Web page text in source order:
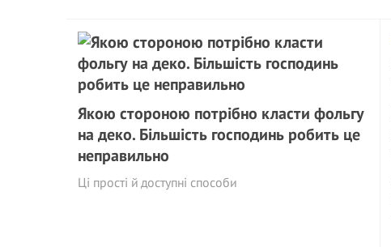
Якою стороною потрібно класти фольгу
на деко. Більшість господинь робить це
неправильно
Ці прості й доступні способи